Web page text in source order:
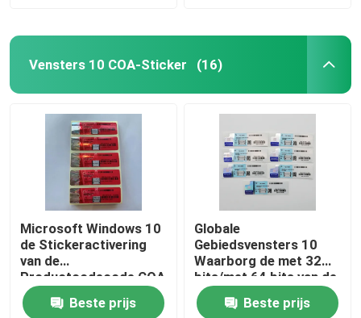
Vensters 10 COA-Sticker (16)
Microsoft Windows 10
de Stickeractivering
van de
Productcodecode COA
online globaal
Beste prijs
Globale
Gebiedsvensters 10
Waarborg de met 32
bits/met 64 bits van de
het Levenstijd van de
Productcodecode
Beste prijs